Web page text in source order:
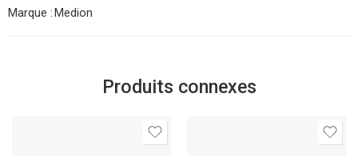
Marque : Medion
Produits connexes